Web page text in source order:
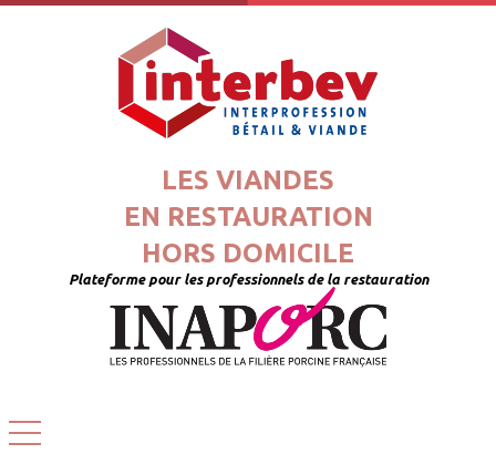
LES VIANDES
EN RESTAURATION
HORS DOMICILE
Plateforme pour les professionnels de la restauration